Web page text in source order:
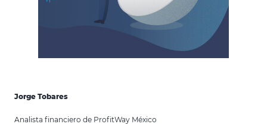
Jorge Tobares
Analista financiero de ProfitWay México